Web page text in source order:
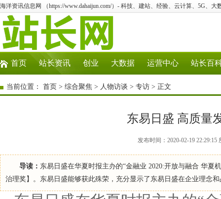
海洋资讯信息网 （https://www.dahaijun.com/）- 科技、建站、经验、云计算、5G、大
首页 站长资讯 创业 大数据 运营中心 站长百
当前位置： 首页 > 综合聚焦 > 人物访谈 > 专访 > 正文
东易日盛 高质量
发布时间：2020-02-19
导读： 东易日盛在华夏时报主办的“金融业 2020:开放与融合 华夏
治理奖】。东易日盛能够获此殊荣，充分显示了东易日盛在企业理念